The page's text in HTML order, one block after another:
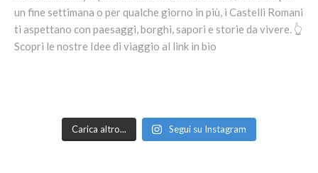
Carica altro... Segui su Instagram